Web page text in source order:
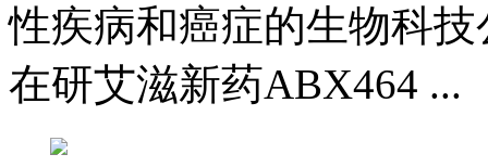
性疾病和癌症的生物科
在研艾滋新药ABX464 ...